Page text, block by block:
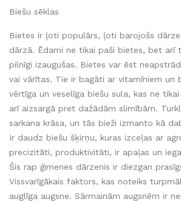
Biešu sēklas
Bietes ir ļoti populārs, ļoti barojošs
dārzā. Ēdami ne tikai paši bietes, bet arī
pilnīgi izaugušas. Bietes var ēst
vai vārītas. Tie ir bagāti ar vitamīniem un
vērtīga un veselīga biešu sula, kas ne
arī aizsargā pret dažādām slimībām.
sarkana krāsa, un tās bieži izmanto kā
Ir daudz biešu šķirņu, kuras izceļas ar
precizitāti, produktivitāti, ir apaļas un
Šis rap ģimenes dārzenis ir diezgan
Vissvarīgākais faktors, kas noteiks
auglīga augsne. Sārmainām augsnēm ir